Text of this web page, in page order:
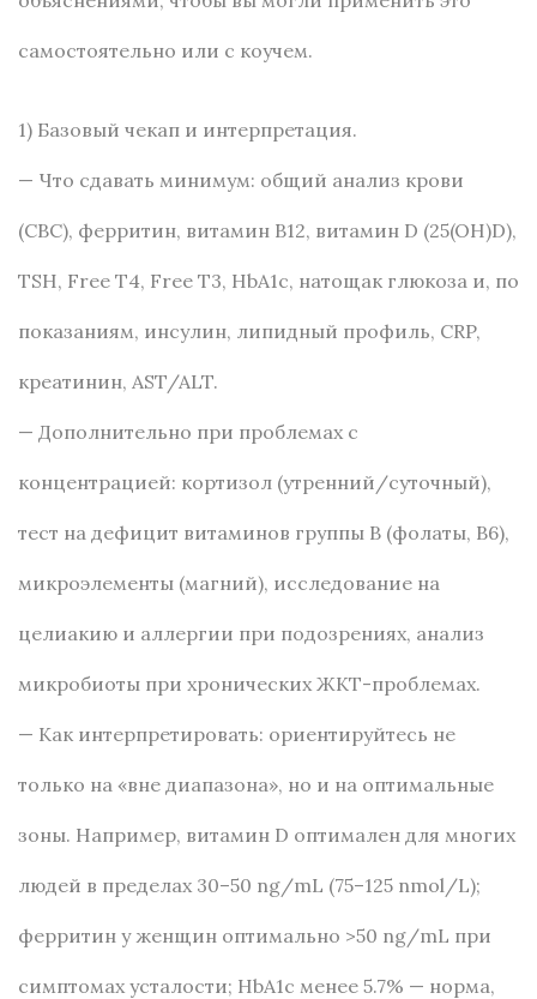
самостоятельно или с коучем.
1) Базовый чекап и интерпретация.
— Что сдавать минимум: общий анализ крови
(CBC), ферритин, витамин B12, витамин D (25(OH)D),
TSH, Free T4, Free T3, HbA1c, натощак глюкоза и, по
показаниям, инсулин, липидный профиль, CRP,
креатинин, AST/ALT.
— Дополнительно при проблемах с
концентрацией: кортизол (утренний/суточный),
тест на дефицит витаминов группы B (фолаты, B6),
микроэлементы (магний), исследование на
целиакию и аллергии при подозрениях, анализ
микробиоты при хронических ЖКТ-проблемах.
— Как интерпретировать: ориентируйтесь не
только на «вне диапазона», но и на оптимальные
зоны. Например, витамин D оптимален для многих
людей в пределах 30–50 ng/mL (75–125 nmol/L);
ферритин у женщин оптимально >50 ng/mL при
симптомах усталости; HbA1c менее 5.7% — норма,